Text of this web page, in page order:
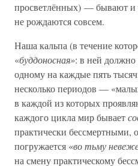
просветлённых) — бывают и
не рождаются совсем.
Наша кальпа (в течение
«буддоносная»: в ней должно
одному на каждые пять
несколько периодов —
в каждой из которых
каждого цикла мир бывает
практически бессмертными,
погружается «во тьму
на смену практическому